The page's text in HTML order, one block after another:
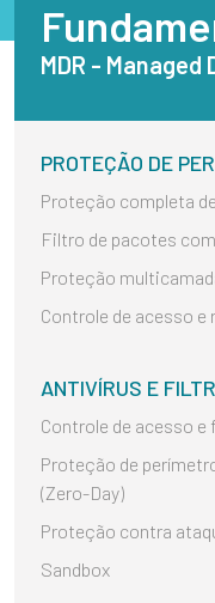
MDR -
PROTEÇÃO DE
Proteção completa
Filtro de pacotes
Proteção
Controle de acesso e
ANTIVÍRUS E
Controle de acesso
Proteção de
(Zero-Day)
Proteção contra
Sandbox